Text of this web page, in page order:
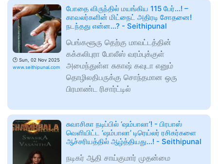
🕑 Sun, 02 Nov 2025
www.seithipunal.com
போதை விருந்தில் மயங்கிய 115 பேர்...! –
காவலர்களின் மிட்நைட் அதிரடி சோதனை!
நடந்தது என்ன...? - Seithipunal
பெங்களூரு தெற்கு மாவட்டத்தின்
கக்கலிபுரா போலீஸ் வரம்புக்குள்
அமைந்துள்ள சுகாஷ் கவுடா எனும்
தொழிலதிபருக்கு சொந்தமான ஒரு
பிரமாண்ட ரிசார்ட்டில்
சுவாசிகா நடிப்பில் ‘ஷம்பாலா’! - பிரபாஸ்
வெளியிட்ட ‘ஷம்பாலா’ டிரெய்லர் ரசிகர்களை
ஆச்சரியத்தில் ஆழ்த்தியது...! - Seithipunal
நடிகர் ஆதி சாய்குமார் முதன்மை